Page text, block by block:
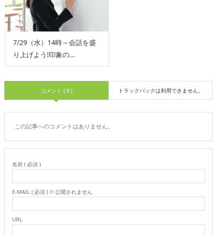
7/29（水）14時～会話を盛
り上げよう!印象の...
コメント ( 0 ) トラックバックは利用できません。
この記事へのコメントはありません。
名前 ( 必須 )
E-MAIL ( 必須 ) ※ 公開されません
URL